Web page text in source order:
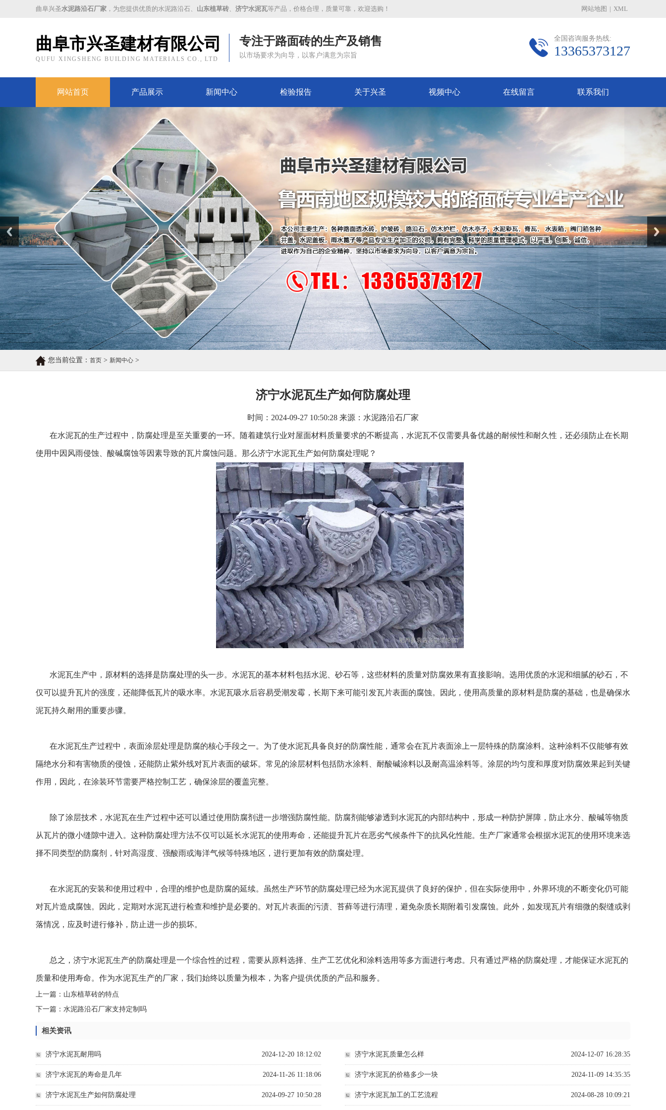
曲阜兴圣水泥路沿石厂家 ，为您提供优质的水泥路沿石、 山东植草砖、 济宁水泥瓦等产品，价格合理，质量可靠，欢迎选购！ 网站地图 | XML
曲阜市兴圣建材有限公司
QUFU XINGSHENG BUILDING MATERIALS CO., LTD
专注于路面砖的生产及销售
以市场要求为向导，以客户满意为宗旨
全国咨询服务热线:
13365373127
网站首页 产品展示 新闻中心 检验报告 关于兴圣 视频中心 在线留言 联系我们
您当前位置： 首页 > 新闻中心 >
济宁水泥瓦生产如何防腐处理
时间：2024-09-27 10:50:28 来源：水泥路沿石厂家
在水泥瓦的生产过程中，防腐处理是至关重要的一环。随着建筑行业对屋面材料质量要求的不断提高，水泥瓦不仅需要具备优越的耐候性和耐久性，还必须防止在长期
使用中因风雨侵蚀、酸碱腐蚀等因素导致的瓦片腐蚀问题。那么济宁水泥瓦生产如何防腐处理呢？
水泥瓦生产中，原材料的选择是防腐处理的头一步。水泥瓦的基本材料包括水泥、砂石等，这些材料的质量对防腐效果有直接影响。选用优质的水泥和细腻的砂石，不
仅可以提升瓦片的强度，还能降低瓦片的吸水率。水泥瓦吸水后容易受潮发霉，长期下来可能引发瓦片表面的腐蚀。因此，使用高质量的原材料是防腐的基础，也是确保水
泥瓦持久耐用的重要步骤。
在水泥瓦生产过程中，表面涂层处理是防腐的核心手段之一。为了使水泥瓦具备良好的防腐性能，通常会在瓦片表面涂上一层特殊的防腐涂料。这种涂料不仅能够有效
隔绝水分和有害物质的侵蚀，还能防止紫外线对瓦片表面的破坏。常见的涂层材料包括防水涂料、耐酸碱涂料以及耐高温涂料等。涂层的均匀度和厚度对防腐效果起到关键
作用，因此，在涂装环节需要严格控制工艺，确保涂层的覆盖完整。
除了涂层技术，水泥瓦在生产过程中还可以通过使用防腐剂进一步增强防腐性能。防腐剂能够渗透到水泥瓦的内部结构中，形成一种防护屏障，防止水分、酸碱等物质
从瓦片的微小缝隙中进入。这种防腐处理方法不仅可以延长水泥瓦的使用寿命，还能提升瓦片在恶劣气候条件下的抗风化性能。生产厂家通常会根据水泥瓦的使用环境来选
择不同类型的防腐剂，针对高湿度、强酸雨或海洋气候等特殊地区，进行更加有效的防腐处理。
在水泥瓦的安装和使用过程中，合理的维护也是防腐的延续。虽然生产环节的防腐处理已经为水泥瓦提供了良好的保护，但在实际使用中，外界环境的不断变化仍可能
对瓦片造成腐蚀。因此，定期对水泥瓦进行检查和维护是必要的。对瓦片表面的污渍、苔藓等进行清理，避免杂质长期附着引发腐蚀。此外，如发现瓦片有细微的裂缝或剥
落情况，应及时进行修补，防止进一步的损坏。
总之，济宁水泥瓦生产的防腐处理是一个综合性的过程，需要从原料选择、生产工艺优化和涂料选用等多方面进行考虑。只有通过严格的防腐处理，才能保证水泥瓦的
质量和使用寿命。作为水泥瓦生产的厂家，我们始终以质量为根本，为客户提供优质的产品和服务。
上一篇： 山东植草砖的特点
下一篇： 水泥路沿石厂家支持定制吗
相关资讯
2024-12-20 18:12:02
济宁水泥瓦耐用吗 2024-12-07 16:28:35
济宁水泥瓦质量怎么样
2024-11-26 11:18:06
济宁水泥瓦的寿命是几年 2024-11-09 14:35:35
济宁水泥瓦的价格多少一块
2024-09-27 10:50:28
济宁水泥瓦生产如何防腐处理 2024-08-28 10:09:21
济宁水泥瓦加工的工艺流程